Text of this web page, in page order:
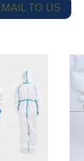
TO US